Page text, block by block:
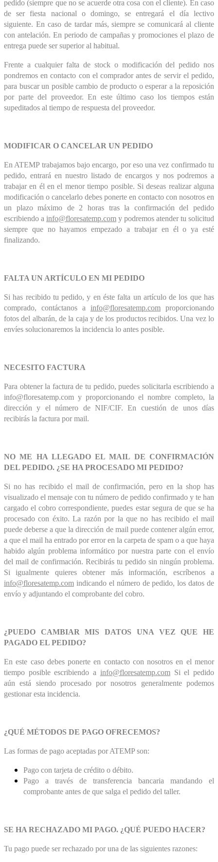
pedido (siempre que no se acuerde otra cosa con el cliente). En caso
de ser fiesta nacional o domingo, se entregará el día lectivo
siguiente. En caso de tardar más, siempre se comunicará al cliente
con antelación. En periodo de campañas y promociones el plazo de
entrega puede ser superior al habitual.
Frente a cualquier falta de stock o modificación del pedido nos
pondremos en contacto con el comprador antes de servir el pedido,
para buscar un posible cambio de producto o esperar a la reposición
por parte del proveedor. En este último caso los tiempos están
supeditados al tiempo de respuesta del proveedor.
MODIFICAR O CANCELAR UN PEDIDO
En ATEMP trabajamos bajo encargo, por eso una vez confirmado tu
pedido, entrará en nuestro listado de encargos y nos podremos a
trabajar en él en el menor tiempo posible. Si deseas realizar alguna
modificación o cancelarlo debes ponerte en contacto con nosotros en
un plazo máximo de 2 horas tras la confirmación del pedido
escribiendo a info@floresatemp.com y podremos atender tu solicitud
siempre que no hayamos empezado a trabajar en él o ya esté
finalizando.
FALTA UN ARTÍCULO EN MI PEDIDO
Si has recibido tu pedido, y en éste falta un artículo de los que has
comprado, contáctanos a info@floresatemp.com proporcionando
fotos del albarán, de la caja y de los productos recibidos. Una vez lo
envíes solucionaremos la incidencia lo antes posible.
NECESITO FACTURA
Para obtener la factura de tu pedido, puedes solicitarla escribiendo a
info@floresatemp.com y proporcionando el nombre completo, la
dirección y el número de NIF/CIF. En cuestión de unos días
recibirás la factura por mail.
NO ME HA LLEGADO EL MAIL DE CONFIRMACIÓN
DEL PEDIDO. ¿SE HA PROCESADO MI PEDIDO?
Si no has recibido el mail de confirmación, pero en la shop has
visualizado el mensaje con tu número de pedido confirmado y te han
cargado el cobro correspondiente, puedes estar segura de que se ha
procesado con éxito. La razón por la que no has recibido el mail
puede deberse a que la dirección de mail puede contener algún error,
a que el mail ha entrado por error en la carpeta de spam o a que haya
habido algún problema informático por nuestra parte con el envío
del mail de confirmación. Recibirás tu pedido sin ningún problema.
Si igualmente quieres obtener más información, escríbenos a
info@floresatemp.com indicando el número de pedido, los datos de
envío y adjuntando el comprobante del cobro.
¿PUEDO CAMBIAR MIS DATOS UNA VEZ QUE HE
PAGADO EL PEDIDO?
En este caso debes ponerte en contacto con nosotros en el menor
tiempo posible escribiendo a info@floresatemp.comSi el pedido
aún está siendo procesado por nosotros generalmente podemos
gestionar esta incidencia.
¿QUÉ MÉTODOS DE PAGO OFRECEMOS?
Las formas de pago aceptadas por ATEMP son:
Pago con tarjeta de crédito o débito.
Pago a través de transferencia bancaria mandando el
comprobante antes de que salga el pedido del taller.
SE HA RECHAZADO MI PAGO. ¿QUÉ PUEDO HACER?
Tu pago puede ser rechazado por una de las siguientes razones: